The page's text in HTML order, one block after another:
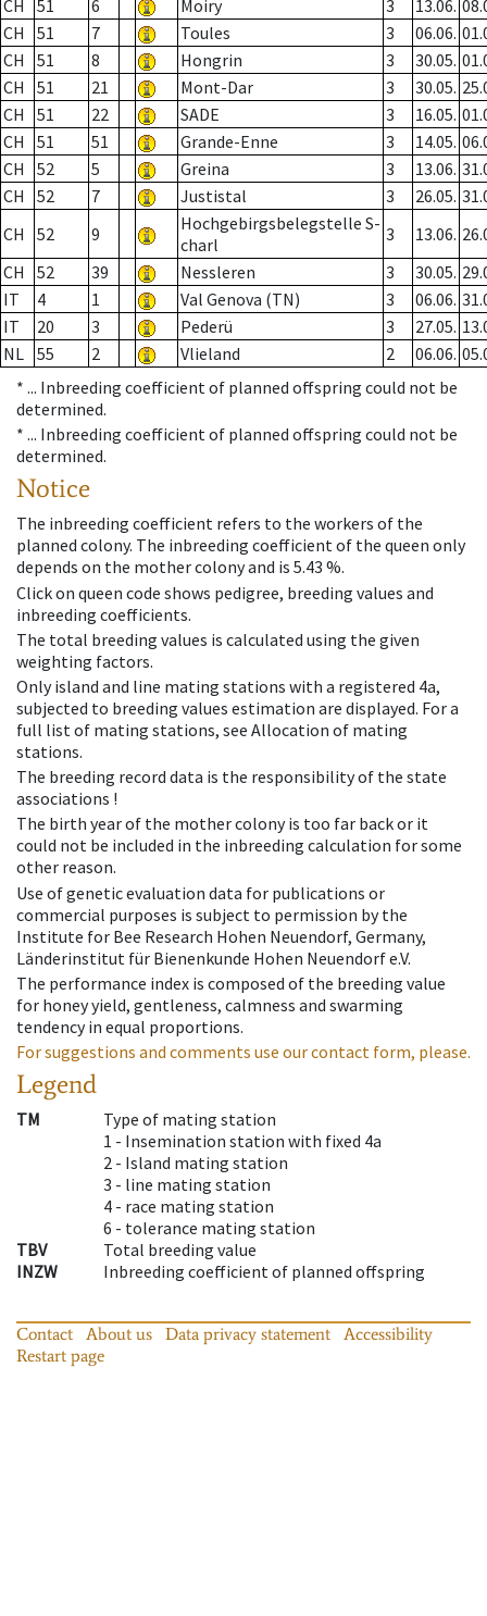
CH 51 6 Moiry 3 13.06.
CH
51 7 Toules 3 06.06.
CH
51 8 Hongrin 3 30.05.
CH
51 21 Mont-Dar 3 30.05.
CH
51 22 SADE 3 16.05.
CH
51 51 Grande-Enne 3 14.05.
CH
52 5 Greina 3 13.06.
CH
52 7 Justistal 3 26.05.
CH
52 9
Hochgebirgsbelegstelle S-
charl
3 13.06.
CH
52 39 Nessleren 3 30.05.
IT
4 1 Val Genova (TN) 3 06.06.
IT
20 3 Pederü 3 27.05.
NL 55 2 Vlieland 2 06.06.
* ... Inbreeding coefficient of planned offspring could not be
determined.
* ... Inbreeding coefficient of planned offspring could not be
determined.
Notice
The inbreeding coefficient refers to the workers of the
planned colony. The inbreeding coefficient of the queen only
depends on the mother colony and is 5.43 %.
Click on queen code shows pedigree, breeding values and
inbreeding coefficients.
The total breeding values is calculated using the given
weighting factors.
Only island and line mating stations with a registered 4a,
subjected to breeding values estimation are displayed. For a
full list of mating stations, see Allocation of mating
stations.
The breeding record data is the responsibility of the state
associations !
The birth year of the mother colony is too far back or it
could not be included in the inbreeding calculation for some
other reason.
Use of genetic evaluation data for publications or
commercial purposes is subject to permission by the
Institute for Bee Research Hohen Neuendorf, Germany,
Länderinstitut für Bienenkunde Hohen Neuendorf e.V.
The performance index is composed of the breeding value
for honey yield, gentleness, calmness and swarming
tendency in equal proportions.
For suggestions and comments use our contact form, please.
Legend
TM
Type of mating station
1 - Insemination station with fixed 4a
2 - Island mating station
3 - line mating station
4 - race mating station
6 - tolerance mating station
TBV
Total breeding value
INZW
Inbreeding coefficient of planned offspring
Contact About us Data privacy statement
Accessibility
Restart page